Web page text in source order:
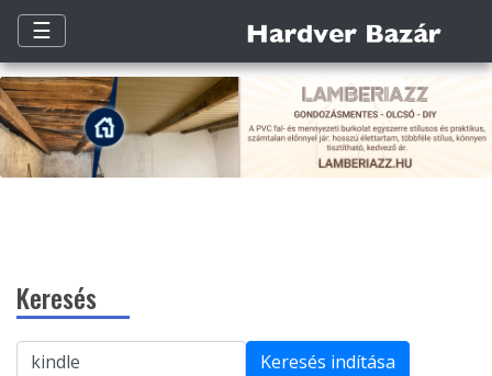
☰
Keresés
Keresés indítása